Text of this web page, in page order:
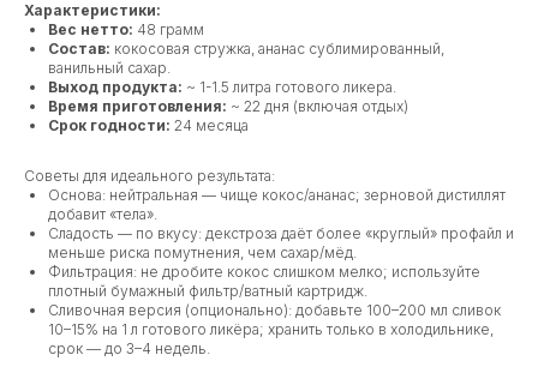
Характеристики:
Вес нетто: 48 грамм
Состав: кокосовая стружка, ананас сублимированный,
ванильный сахар.
Выход продукта: ~ 1-1.5 литра готового ликера.
Время приготовления: ~ 22 дня (включая отдых)
Срок годности: 24 месяца
Советы для идеального результата:
Основа: нейтральная — чище кокос/ананас; зерновой дистиллят
добавит «тела».
Сладость — по вкусу: декстроза даёт более «круглый» профайл и
меньше риска помутнения, чем сахар/мёд.
Фильтрация: не дробите кокос слишком мелко; используйте
плотный бумажный фильтр/ватный картридж.
Сливочная версия (опционально): добавьте 100–200 мл сливок
10–15% на 1 л готового ликёра; хранить только в холодильнике,
срок — до 3–4 недель.